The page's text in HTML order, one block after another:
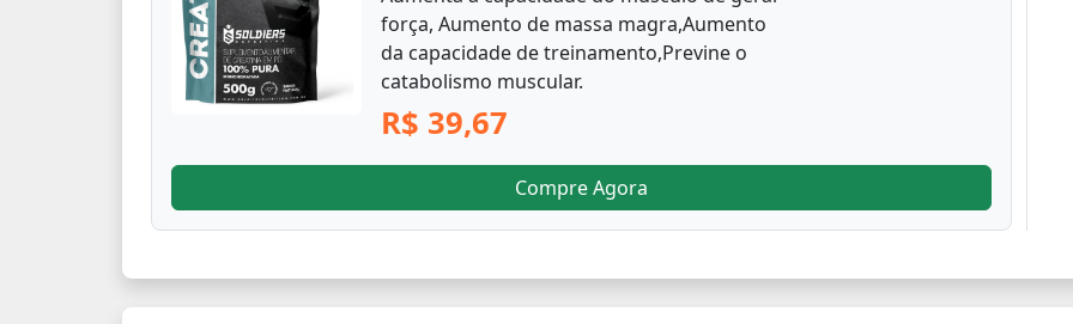
força, Aumento de massa magra,Aumento
da capacidade de treinamento,Previne o
catabolismo muscular.
R$ 39,67
Compre Agora